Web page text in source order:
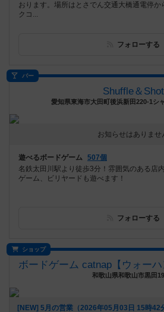
おります。場所はとさでん交通大橋通電停
クコ...
フォローする
バー
Shuffle＆Shot
愛知県東海市大田町後浜新田220-1シ
お知らせはありませ
遊べるボードゲーム 507個
名鉄太田川駅より徒歩3分！雰囲気のある店
ゲーム、ビリヤードも遊べます！
フォローする
ショップ
和歌山県和歌山市黒田
[NEW] 5月の営業（2026年05月03日 15時42